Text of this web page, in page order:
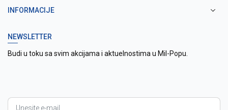
INFORMACIJE
NEWSLETTER
Budi u toku sa svim akcijama i aktuelnostima u Mil-Popu.